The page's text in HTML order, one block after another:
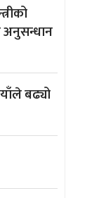
अनुसन्धान
बढ्यो